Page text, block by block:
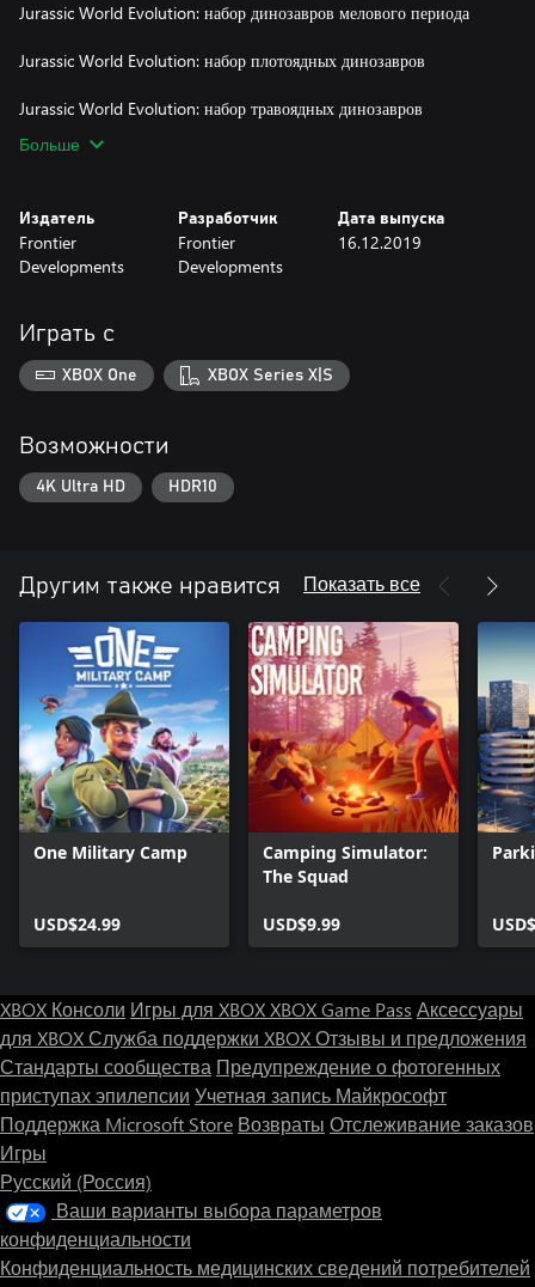
Jurassic World Evolution: набор динозавров мелового периода
Jurassic World Evolution: набор плотоядных динозавров
Больше
Издатель
Frontier
Developments
Разработчик
Frontier
Developments
Дата выпуска
16.12.2019
Играть с
XBOX One XBOX Series X|S
Возможности
4K Ultra HD HDR10
Другим также нравится Показать все
One Military Camp
USD$24.99
Camping Simulator:
The Squad
USD$9.99
XBOX Консоли Игры для XBOXXBOX Game Pass Аксессуары
для XBOXСлужба поддержки XBOXОтзывы и предложения
Стандарты сообщества Предупреждение о фотогенных
приступах эпилепсии Учетная запись Майкрософт
Поддержка Microsoft Store Возвраты Отслеживание заказов
Игры
Русский (Россия)
Ваши варианты выбора параметров
конфиденциальности
Конфиденциальность медицинских сведений потребителей